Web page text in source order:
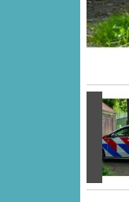
Vorige